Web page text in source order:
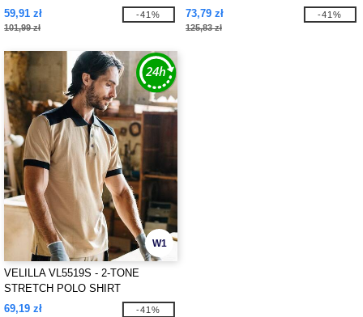
RĘKAWAMI
59,91 zł
101,99 zł
-41%
73,79 zł
125,83 zł
-41%
W1
VELILLA VL5519S - 2-TONE
STRETCH POLO SHIRT
69,19 zł
-41%